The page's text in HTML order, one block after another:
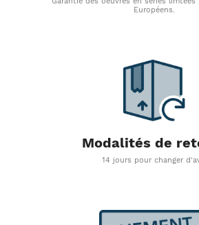
Européens.
Modalités de
14 jours pour changer